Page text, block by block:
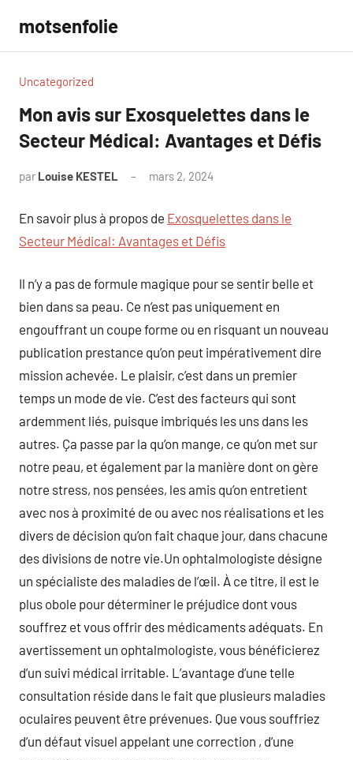
contenu
motsenfolie
Uncategorized
Mon avis sur Exosquelettes dans le
Secteur Médical: Avantages et Défis
par Louise KESTEL mars 2, 2024
En savoir plus à propos de Exosquelettes dans le
Secteur Médical: Avantages et Défis
Il n’y a pas de formule magique pour se sentir belle et
bien dans sa peau. Ce n’est pas uniquement en
engouffrant un coupe forme ou en risquant un nouveau
publication prestance qu’on peut impérativement dire
mission achevée. Le plaisir, c’est dans un premier
temps un mode de vie. C’est des facteurs qui sont
ardemment liés, puisque imbriqués les uns dans les
autres. Ça passe par la qu’on mange, ce qu’on met sur
notre peau, et également par la manière dont on gère
notre stress, nos pensées, les amis qu’on entretient
avec nos à proximité de ou avec nos réalisations et les
divers de décision qu’on fait chaque jour, dans chacune
des divisions de notre vie.Un ophtalmologiste désigne
un spécialiste des maladies de l’œil. À ce titre, il est le
plus obole pour déterminer le préjudice dont vous
souffrez et vous offrir des médicaments adéquats. En
avertissement un ophtalmologiste, vous bénéficierez
d’un suivi médical irritable. L’avantage d’une telle
consultation réside dans le fait que plusieurs maladies
oculaires peuvent être prévenues. Que vous souffriez
d’un défaut visuel appelant une correction , d’une